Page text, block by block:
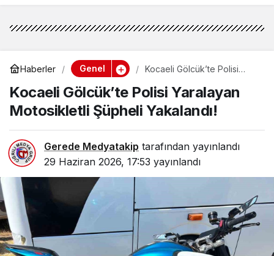
Haberler Genel
Kocaeli Gölcük’te Polisi
Şüpheli Yakalandı!
Kocaeli Gölcük’te Polisi Yaralayan
Motosikletli Şüpheli Yakalandı!
Gerede Medyatakip tarafından yayınlandı
29 Haziran 2026, 17:53 yayınlandı